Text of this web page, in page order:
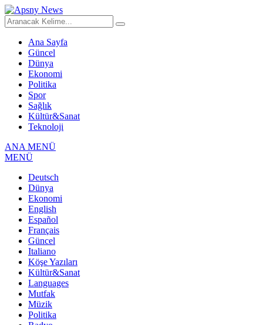
Ana Sayfa
Güncel
Dünya
Ekonomi
Politika
Spor
Sağlık
Kültür&Sanat
Teknoloji
ANA MENÜ
MENÜ
Deutsch
Dünya
Ekonomi
English
Español
Français
Güncel
Italiano
Köşe Yazıları
Kültür&Sanat
Languages
Mutfak
Müzik
Politika